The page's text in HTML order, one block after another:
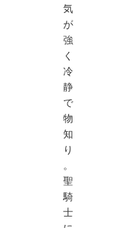
気
が
強
く
冷
静
で
物
知
り
。
聖
騎
士